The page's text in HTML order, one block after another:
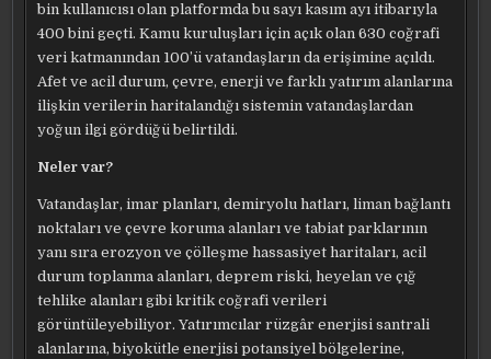
bin kullanıcısı olan platformda bu sayı kasım ayı itibarıyla
400 bini geçti. Kamu kuruluşları için açık olan 630 coğrafi
veri katmanından 100’ü vatandaşların da erişimine açıldı.
Afet ve acil durum, çevre, enerji ve farklı yatırım alanlarına
ilişkin verilerin haritalandığı sistemin vatandaşlardan
yoğun ilgi gördüğü belirtildi.
Neler var?
Vatandaşlar, imar planları, demiryolu hatları, liman bağlantı
noktaları ve çevre koruma alanları ve tabiat parklarının
yanı sıra erozyon ve çölleşme hassasiyet haritaları, acil
durum toplanma alanları, deprem riski, heyelan ve çığ
tehlike alanları gibi kritik coğrafi verileri
görüntüleyebiliyor. Yatırımcılar rüzgâr enerjisi santrali
alanlarına, biyokütle enerjisi potansiyel bölgelerine,